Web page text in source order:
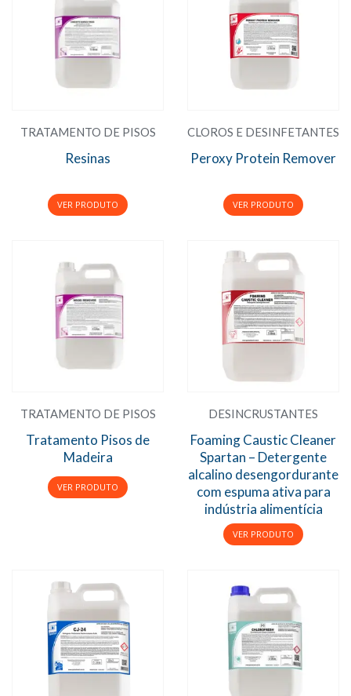
TRATAMENTO DE PISOS
Resinas
CLOROS E DESINFETANTES
Peroxy Protein Remover
TRATAMENTO DE PISOS
Tratamento Pisos de
Madeira
DESINCRUSTANTES
Foaming Caustic Cleaner
Spartan – Detergente
alcalino desengordurante
com espuma ativa para
indústria alimentícia